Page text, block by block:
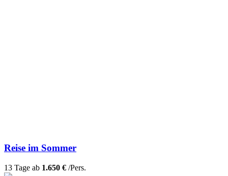
Reise im Sommer
13 Tage ab 1.650 € /Pers.